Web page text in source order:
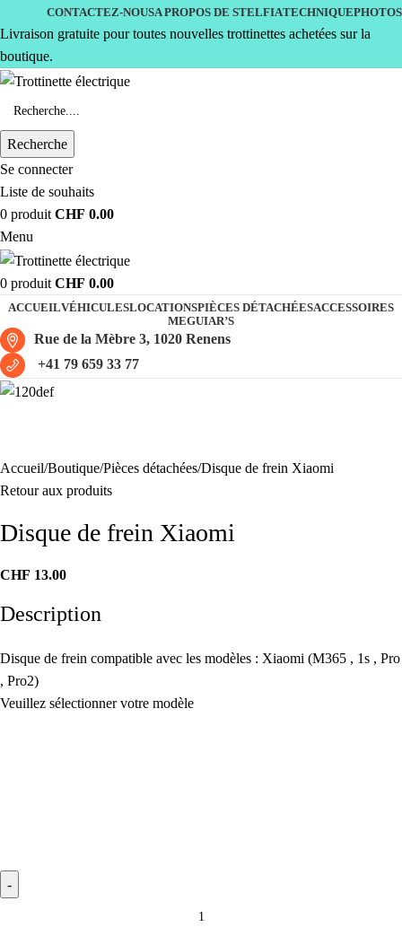
CONTACTEZ-NOUSA PROPOS DE STELFIATECHNIQUEPHOTOS
Livraison gratuite pour toutes nouvelles trottinettes achetées sur la
boutique.
Recherche
Se connecter
Liste de souhaits
0 produit CHF 0.00
Menu
0 produit CHF 0.00
ACCUEILVÉHICULESLOCATIONSPIÈCES DÉTACHÉESACCESSOIRES
MEGUIAR’S
Rue de la Mèbre 3, 1020 Renens
+41 79 659 33 77
Accueil Boutique Pièces détachées Disque de frein Xiaomi
Retour aux produits
Disque de frein Xiaomi
CHF 13.00
Description
Disque de frein compatible avec les modèles : Xiaomi (M365 , 1s , Pro
, Pro2)
Veuillez sélectionner votre modèle